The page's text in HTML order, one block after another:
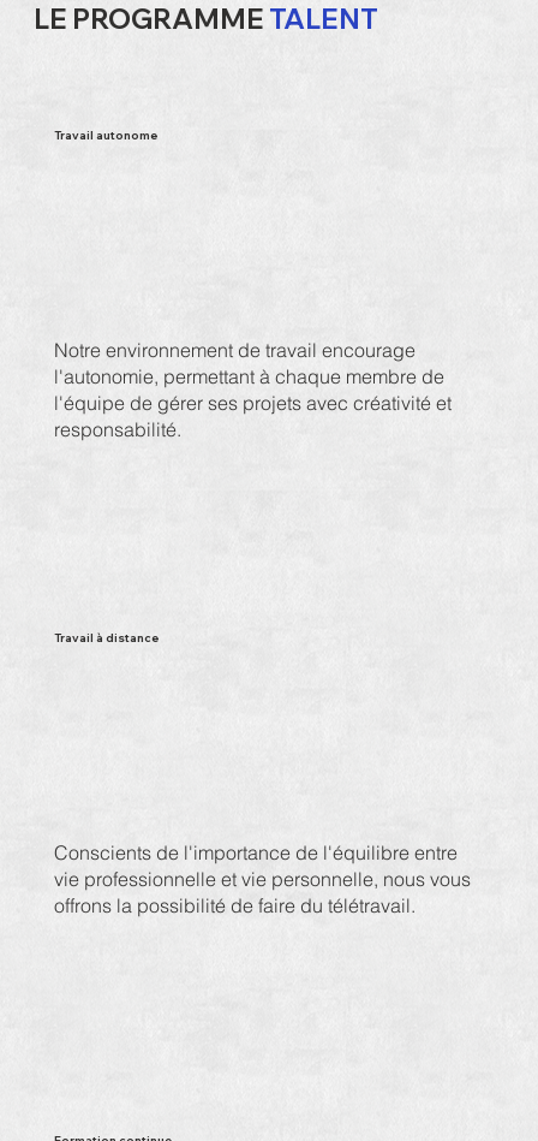
LE PROGRAMME TALENT
Travail autonome
Notre environnement de travail encourage
l'autonomie, permettant à chaque membre de
l'équipe de gérer ses projets avec créativité et
responsabilité.
Travail à distance
Conscients de l'importance de l'équilibre entre
vie professionnelle et vie personnelle, nous vous
offrons la possibilité de faire du télétravail.